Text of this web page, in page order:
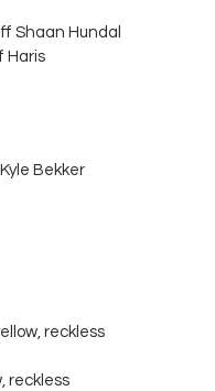
Shaan Hundal
Haris
Bekker
reckless
reckless